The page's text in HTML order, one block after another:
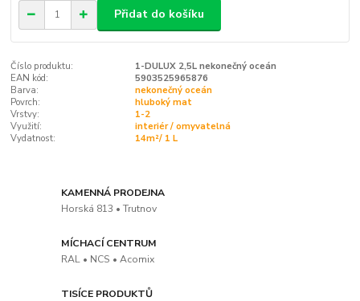
Přidat do košíku
Číslo produktu:
1-DULUX 2,5L nekonečný oceán
EAN kód:
5903525965876
Barva:
nekonečný oceán
Povrch:
hluboký mat
Vrstvy:
1-2
Využití:
interiér / omyvatelná
Vydatnost:
14m²/ 1 L
KAMENNÁ PRODEJNA
Horská 813 • Trutnov
MÍCHACÍ CENTRUM
RAL • NCS • Acomix
TISÍCE PRODUKTŮ